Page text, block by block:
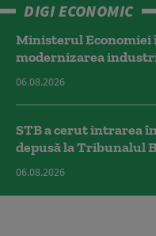
DIGI ECONOMIC
Ministerul Economiei
modernizarea
06.08.2026
STB a cerut intrarea
depusă la Tribunalul
06.08.2026